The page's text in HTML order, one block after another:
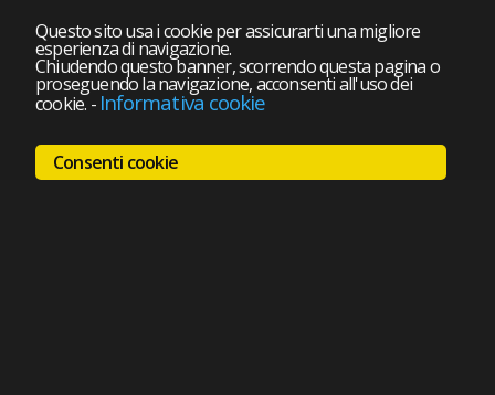
Questo sito usa i cookie per assicurarti una migliore
esperienza di navigazione.
Chiudendo questo banner, scorrendo questa pagina o
proseguendo la navigazione, acconsenti all'uso dei
cookie. - Informativa cookie
Consenti cookie